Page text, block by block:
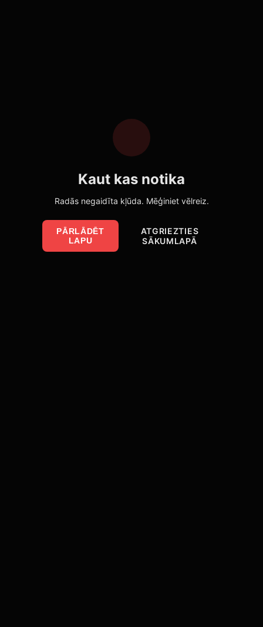
Kaut kas notika
Radās negaidīta kļūda. Mēģiniet vēlreiz.
PĀRLĀDĒT
LAPU
ATGRIEZTIES
SĀKUMLAPĀ